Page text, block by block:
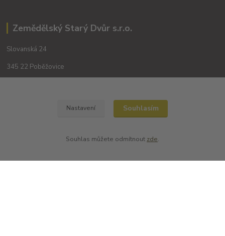
Zemědělský Starý Dvůr s.r.o.
Slovanská 24
345 22 Poběžovice
Nastavení Souhlasím
Souhlas můžete odmítnout zde.